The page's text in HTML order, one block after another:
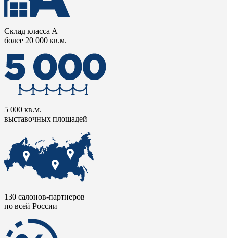
Склад класса А
более 20 000 кв.м.
5 000 кв.м.
выставочных площадей
130 салонов-партнеров
по всей России